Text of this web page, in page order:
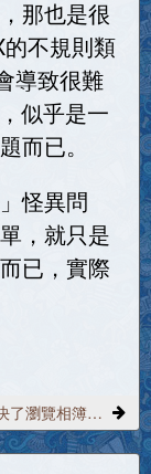
那也是很
不規則類
導致很難
似乎是一
而已。
怪異問
，就只是
已，實際
終於解決了瀏覽相簿的MySQL查詢指令，幾乎超過1秒〜4.7秒以上的頭痛問題